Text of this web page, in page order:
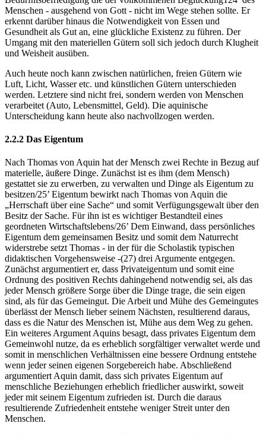
Menschen - ausgehend von Gott - nicht im Wege stehen sollte. Er
erkennt darüber hinaus die Notwendigkeit von Essen und
Gesundheit als Gut an, eine glückliche Existenz zu führen. Der
Umgang mit den materiellen Gütern soll sich jedoch durch Klugheit
und Weisheit ausüben.
Auch heute noch kann zwischen natürlichen, freien Gütern wie
Luft, Licht, Wasser etc. und künstlichen Gütern unterschieden
werden. Letztere sind nicht frei, sondern werden von Menschen
verarbeitet (Auto, Lebensmittel, Geld). Die aquinische
Unterscheidung kann heute also nachvollzogen werden.
2.2.2 Das Eigentum
Nach Thomas von Aquin hat der Mensch zwei Rechte in Bezug auf
materielle, äußere Dinge. Zunächst ist es ihm (dem Mensch)
gestattet sie zu erwerben, zu verwalten und Dinge als Eigentum zu
besitzen/25’ Eigentum bewirkt nach Thomas von Aquin die
„Herrschaft über eine Sache“ und somit Verfügungsgewalt über den
Besitz der Sache. Für ihn ist es wichtiger Bestandteil eines
geordneten Wirtschaftslebens/26’ Dem Einwand, dass persönliches
Eigentum dem gemeinsamen Besitz und somit dem Naturrecht
widerstrebe setzt Thomas - in der für die Scholastik typischen
didaktischen Vorgehensweise -(27) drei Argumente entgegen.
Zunächst argumentiert er, dass Privateigentum und somit eine
Ordnung des positiven Rechts dahingehend notwendig sei, als das
jeder Mensch größere Sorge über die Dinge trage, die sein eigen
sind, als für das Gemeingut. Die Arbeit und Mühe des Gemeingutes
überlässt der Mensch lieber seinem Nächsten, resultierend daraus,
dass es die Natur des Menschen ist, Mühe aus dem Weg zu gehen.
Ein weiteres Argument Aquins besagt, dass privates Eigentum dem
Gemeinwohl nutze, da es erheblich sorgfältiger verwaltet werde und
somit in menschlichen Verhältnissen eine bessere Ordnung entstehe
wenn jeder seinen eigenen Sorgebereich habe. Abschließend
argumentiert Aquin damit, dass sich privates Eigentum auf
menschliche Beziehungen erheblich friedlicher auswirkt, soweit
jeder mit seinem Eigentum zufrieden ist. Durch die daraus
resultierende Zufriedenheit entstehe weniger Streit unter den
Menschen.